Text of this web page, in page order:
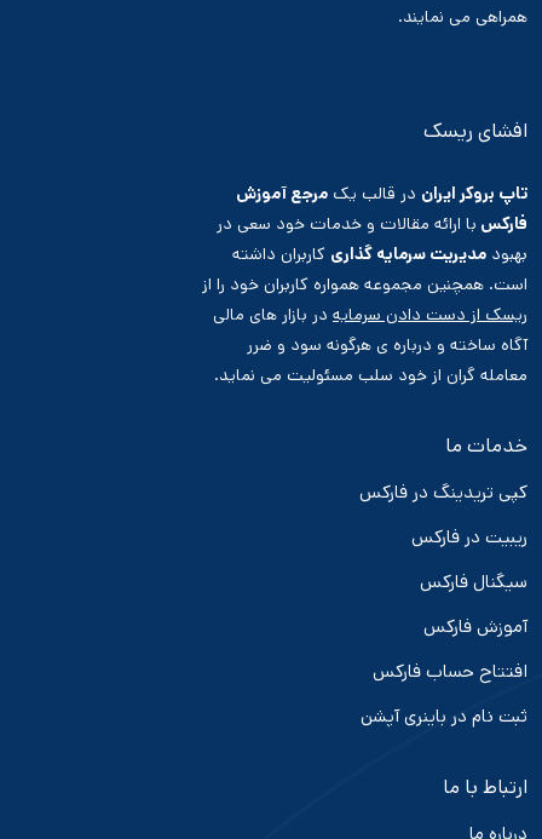
همراهی می نمایند.
افشای ریسک
تاپ بروکر ایران در قالب یک مرجع آموزش
فارکس با ارائه مقالات و خدمات خود سعی در
بهبود مدیریت سرمایه گذاری کاربران داشته
است. همچنین مجموعه همواره کاربران خود را از
ریسک از دست دادن سرمایه در بازار های مالی
آگاه ساخته و درباره ی هرگونه سود و ضرر
معامله گران از خود سلب مسئولیت می نماید.
خدمات ما
کپی تریدینگ در فارکس
ریبیت در فارکس
سیگنال فارکس
آموزش فارکس
افتتاح حساب فارکس
ثبت نام در باینری آپشن
ارتباط با ما
درباره ما